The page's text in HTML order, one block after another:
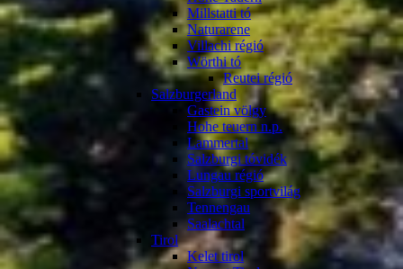
Millstatti tó
Naturarene
Villachi régió
Wörthi tó
Reutei régió
Salzburgerland
Gastein völgy
Hohe teuern n.p.
Lammertal
Salzburgi tóvidék
Lungau régió
Salzburgi sportvilág
Tennengau
Saalachtal
Tirol
Kelet tirol